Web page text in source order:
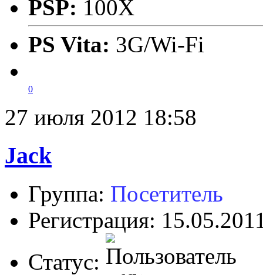
PSP: 100X
PS Vita: 3G/Wi-Fi
0
27 июля 2012 18:58
Jack
Группа: Посетитель
Регистрация:
Статус: